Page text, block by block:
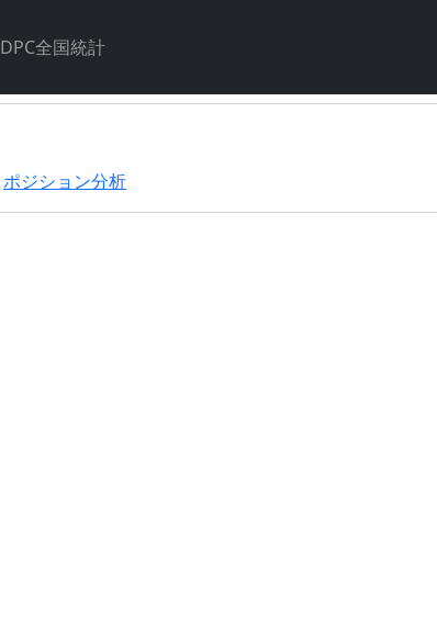
DPC全国統計
ポジション分析